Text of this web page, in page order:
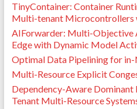
TinyContainer: Container
Multi-tenant Microcontrollers
AIForwarder: Multi-Objective
Edge with Dynamic Model
Optimal Data Pipelining for
Multi-Resource Explicit
Dependency-Aware
Tenant Multi-Resource